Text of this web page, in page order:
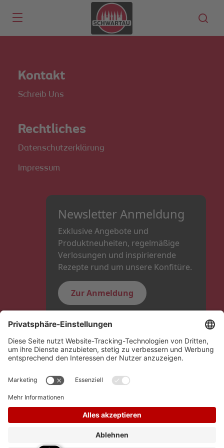
Kontakt
Schreib Uns
Rechtliches
Datenschutzerklärung
Impressum
Newsletter Anmeldung
Exklusive Angebote und
Produktneuheiten, regelmäßige
Verlosungen und inspirierende
Rezepte rund um unsere Konfitüre.
Zur Anmeldung
Folge uns
Hero Global
Copyright © Schwartauer Werke 2026